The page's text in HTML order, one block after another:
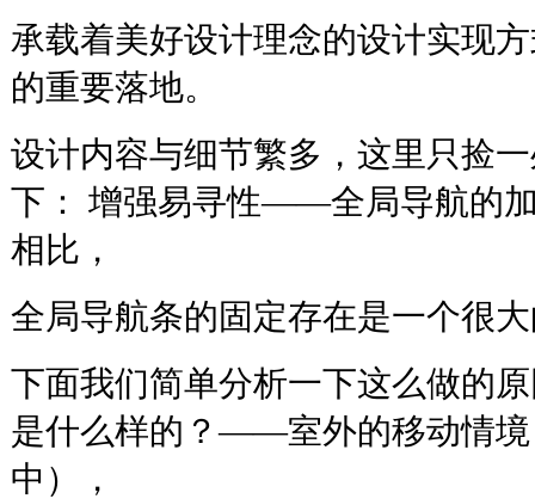
承载着美好设计理念的设计实现
的重要落地。
设计内容与细节繁多，这里只捡
下： 增强易寻性——全局导航的
相比，
全局导航条的固定存在是一个很
下面我们简单分析一下这么做的
是什么样的？——室外的移动情境
中），